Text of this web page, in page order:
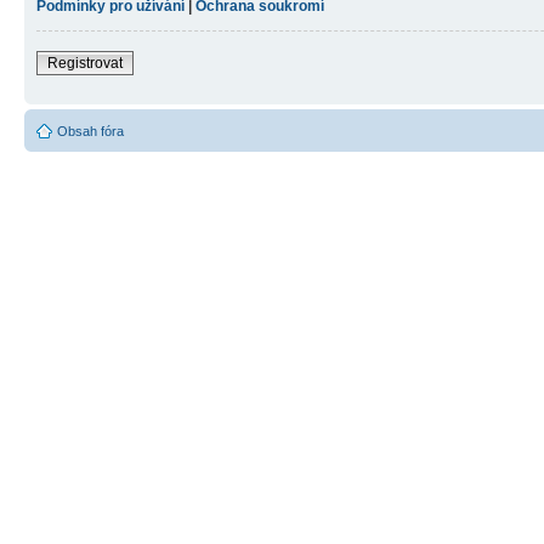
Podmínky pro užívání | Ochrana soukromí
Registrovat
Obsah fóra